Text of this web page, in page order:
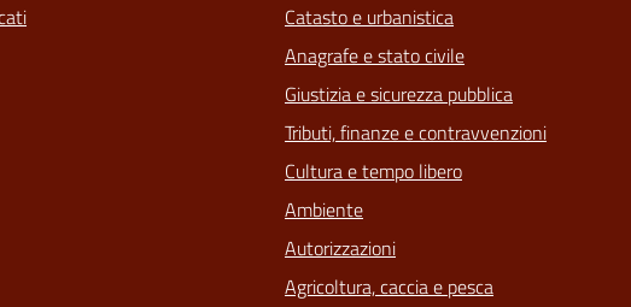
Catasto e urbanistica
Anagrafe e stato civile
Giustizia e sicurezza pubblica
Tributi, finanze e contravvenzioni
Cultura e tempo libero
Ambiente
Autorizzazioni
Agricoltura, caccia e pesca